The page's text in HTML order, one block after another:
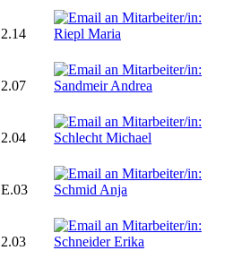
2.14
2.07
2.04
E.03
2.03